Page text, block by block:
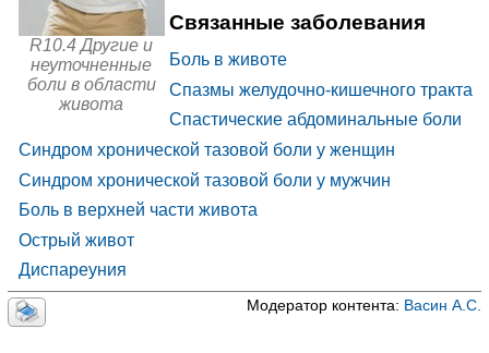
анальг
етики
Опиои
дные
наркот
ически
анальг
ациях
Кодеин +
Морфин +
Носкапин +
Папаверина
Омнопон
Офтал
ьмолог
е
ва
Атропин
Папаве
рин и
произв
одные
Дроверин|Но-парет|Нош-бра|Спазмол|
Спазмонет форте|Веро-Дротаверин
R10.4 Другие и
неуточненные
боли в области
живота
Связанные заболевания
Боль в животе
Спазмы желудочно-кишечного тракта
Спастические абдоминальные боли
Синдром хронической тазовой боли у женщин
Синдром хронической тазовой боли у мужчин
Боль в верхней части живота
Острый живот
Диспареуния
Модератор контента: Васин А.С.